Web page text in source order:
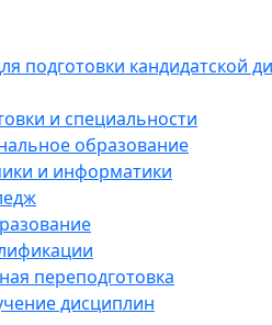
подготовки кандидатской
и специальности
образование
и информатики
переподготовка
дисциплин